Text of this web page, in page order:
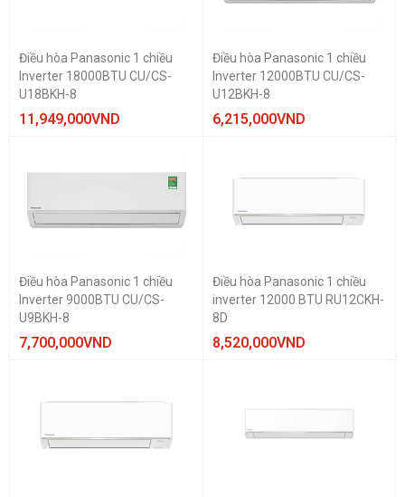
Điều hòa Panasonic 1 chiều
Inverter 18000BTU CU/CS-
U18BKH-8
11,949,000VND
Điều hòa Panasonic 1 chiều
Inverter 12000BTU CU/CS-
U12BKH-8
6,215,000VND
Điều hòa Panasonic 1 chiều
Inverter 9000BTU CU/CS-
U9BKH-8
7,700,000VND
Điều hòa Panasonic 1 chiều
inverter 12000 BTU RU12CKH-
8D
8,520,000VND
1.000.000 vnd — 10.000.000 vnd
CÔNG SUẤT LÀM LẠNH
9000 BTU
LOẠI MÁY